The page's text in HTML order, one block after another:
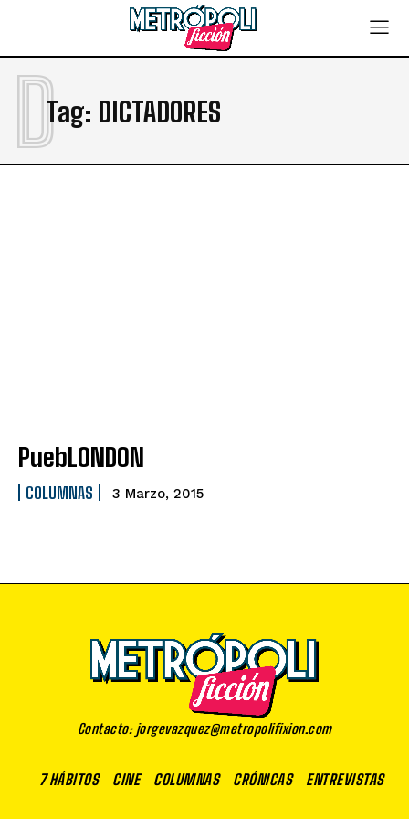
Tag: DICTADORES
D
PuebLONDON
COLUMNAS 3 Marzo, 2015
Contacto: jorgevazquez@metropolifixion.com
7 HÁBITOS CINE COLUMNAS CRÓNICAS ENTREVISTAS